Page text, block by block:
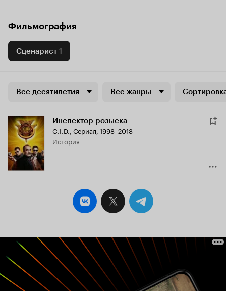
Фильмография
Сценарист 1
Все десятилетия Все жанры
Инспектор розыска
C.I.D., Сериал, 1998–2018
история